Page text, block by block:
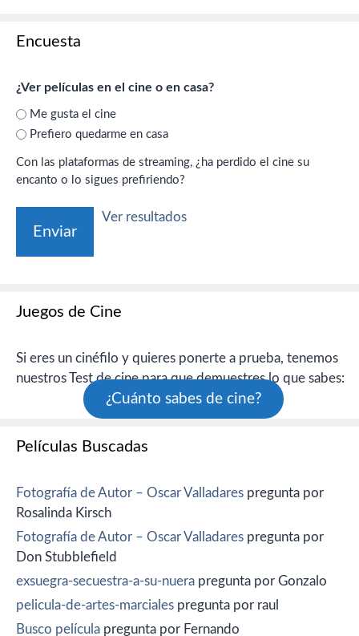
Encuesta
¿Ver películas en el cine o en casa?
Me gusta el cine
Prefiero quedarme en casa
Con las plataformas de streaming, ¿ha perdido el cine su
encanto o lo sigues prefiriendo?
Ver resultados
Juegos de Cine
Si eres un cinéfilo y quieres ponerte a prueba, tenemos
nuestros Test de cine para que demuestres lo que sabes:
¿Cuánto sabes de cine?
Películas Buscadas
Fotografía de Autor – Oscar Valladares pregunta por
Rosalinda Kirsch
Fotografía de Autor – Oscar Valladares pregunta por
Don Stubblefield
exsuegra-secuestra-a-su-nuera pregunta por Gonzalo
pelicula-de-artes-marciales pregunta por raul
Busco película pregunta por Fernando